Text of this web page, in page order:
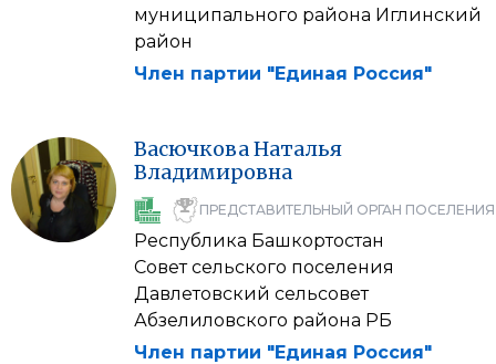
муниципального района Иглинский
район
Член партии "Единая Россия"
ВасючковаНаталья
Владимировна
ПРЕДСТАВИТЕЛЬНЫЙ ОРГАН ПОСЕЛЕНИЯ
Республика Башкортостан
Совет сельского поселения
Давлетовский сельсовет
Абзелиловского района РБ
Член партии "Единая Россия"